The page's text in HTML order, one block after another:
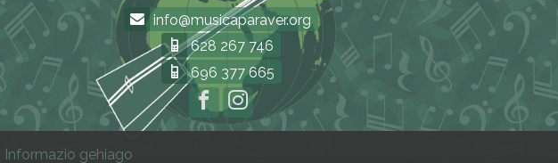
info@musicaparaver.org
628 267 746
696 377 665
Informazio gehiago